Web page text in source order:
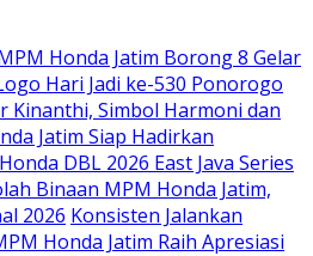
Honda Jatim Borong 8 Gelar
Hari Jadi ke-530 Ponorogo
Kinanthi, Simbol Harmoni dan
Jatim Siap Hadirkan
DBL 2026 East Java Series
Binaan MPM Honda Jatim,
2026 Konsisten Jalankan
Honda Jatim Raih Apresiasi